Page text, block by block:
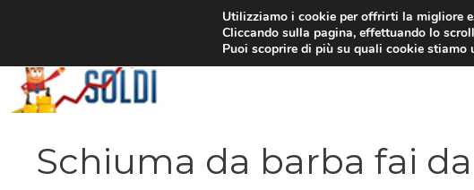
Schiuma da barba fai
Utilizziamo i cookie per offrirti la migliore
Cliccando sulla pagina, effettuando lo
Puoi scoprire di più su quali cookie